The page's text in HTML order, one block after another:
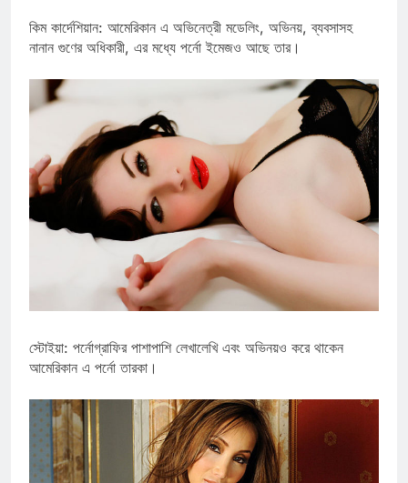
কিম কার্দেশিয়ান: আমেরিকান এ অভিনেত্রী মডেলিং, অভিনয়, ব্যবসাসহ
নানান গুণের অধিকারী, এর মধ্যে পর্নো ইমেজও আছে তার।
স্টোইয়া: পর্নোগ্রাফির পাশাপাশি লেখালেখি এবং অভিনয়ও করে থাকেন
আমেরিকান এ পর্নো তারকা।